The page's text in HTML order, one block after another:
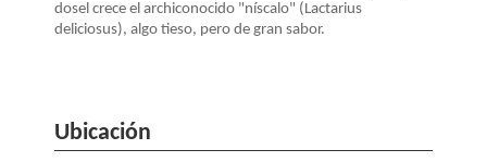
dosel crece el archiconocido "níscalo" (Lactarius
deliciosus), algo tieso, pero de gran sabor.
Ubicación